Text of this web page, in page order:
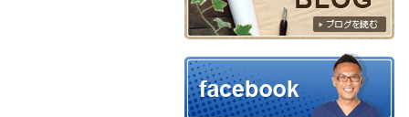
立ち上がるのに、15
分以上かかっていた
話「もう、この痛み
とは一生付き合って
いくしかないんか
な……」もし、あな
たが今そんな風に諦